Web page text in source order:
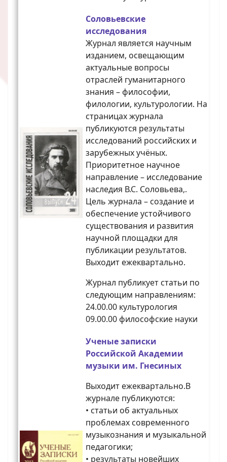
Соловьевские
исследования
Журнал является научным
изданием, освещающим
актуальные вопросы
отраслей гуманитарного
знания – философии,
филологии, культурологии. На
страницах журнала
публикуются результаты
исследований российских и
зарубежных учёных.
Приоритетное научное
направление – исследование
наследия В.С. Соловьева,.
Цель журнала – создание и
обеспечение устойчивого
существования и развития
научной площадки для
публикации результатов.
Выходит ежеквартально.
Журнал публикует статьи по
следующим направлениям:
24.00.00 культурология
09.00.00 философские науки
Ученые записки
Российской Академии
музыки им. Гнесиных
Выходит ежеквартально.В
журнале публикуются:
• статьи об актуальных
проблемах современного
музыкознания и музыкальной
педагогики;
• результаты новейших